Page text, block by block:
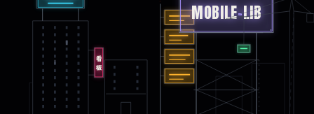
看板
MOBILE-LIB